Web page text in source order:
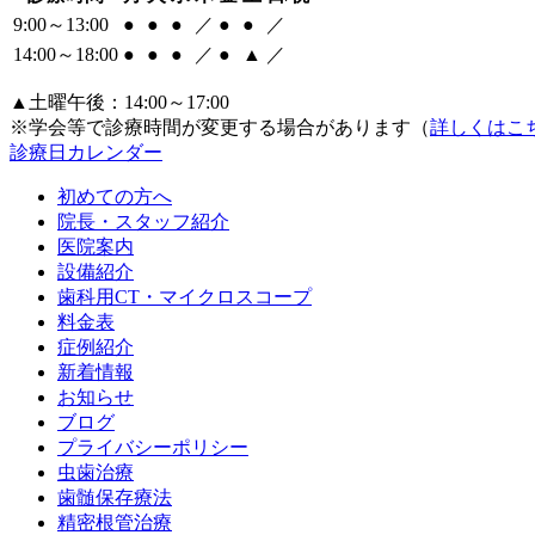
9:00～13:00
● ● ● ／ ● ●
／
14:00～18:00 ● ● ● ／ ● ▲ ／
▲土曜午後：14:00～17:00
※学会等で診療時間が変更する場合があります（詳しくはこ
診療日カレンダー
初めての方へ
院長・スタッフ紹介
医院案内
設備紹介
歯科用CT・マイクロスコープ
料金表
症例紹介
新着情報
お知らせ
ブログ
プライバシーポリシー
虫歯治療
歯髄保存療法
精密根管治療